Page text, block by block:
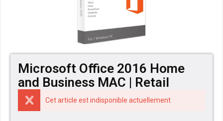
Microsoft Office 2016 Home
and Business MAC | Retail
Cet article est indisponible actuellement